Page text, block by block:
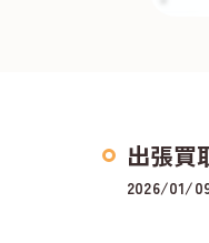
出張買
2026/01/